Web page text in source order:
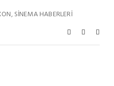
,SINEMA HABERLERI